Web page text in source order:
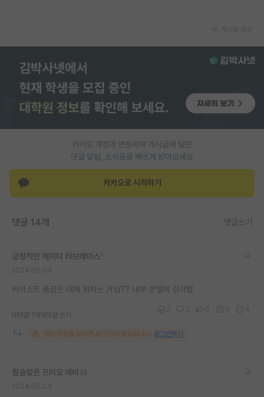
반도체/AI 게시판
장학금/장학생 게시판
홍보 게시판
커리어
이벤트
재팬라운지 🌸
카카오 계정과 연동하여 게시글에 달린
댓글 알람, 소식등을 빠르게 받아보세요
카카오로 시작하기
댓글 14개 댓글쓰기
긍정적인 에이다 러브레이스
카이스트 총장은 대체 뭐하는 거임?? 내부 분열이 심각함
대댓글 1개 대댓글 쓰기
해당 댓글을 보려면 로그인이 필요합니다. 로그인하기
청승맞은 프리모 레비